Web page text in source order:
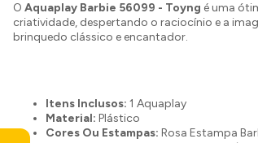
O Aquaplay Barbie 56099 - Toyng é uma
criatividade, despertando o raciocínio e a
brinquedo clássico e encantador.
Itens Inclusos: 1 Aquaplay
Material: Plástico
Cores Ou Estampas: Rosa Estampa